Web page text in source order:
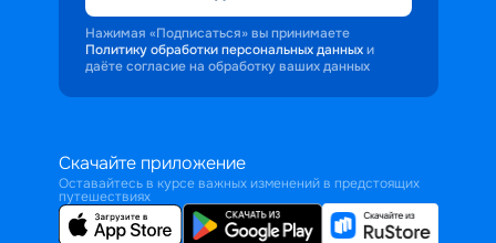
Нажимая «Подписаться» вы принимаете
Политику обработки персональных данных и
даёте согласие на обработку ваших данных
Скачайте приложение
Оставайтесь в курсе важных изменений в предстоящих
путешествиях